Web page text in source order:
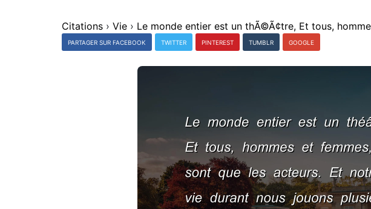
Citations › Vie ›
PARTAGER SUR FACEBOOK TWITTER PINTEREST TUMBLR GOOGLE